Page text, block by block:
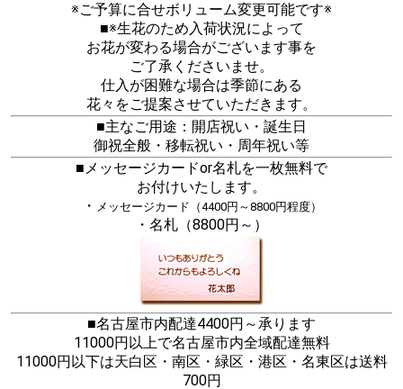
※ご予算に合せボリューム変更可能です※
■※生花のため入荷状況によって
お花が変わる場合がございます事を
ご了承くださいませ。
仕入が困難な場合は季節にある
花々をご提案させていただきます。
■主なご用途：開店祝い・誕生日
御祝全般・移転祝い・周年祝い等
■メッセージカードor名札を一枚無料で
お付けいたします。
・ メッセージカード（4400円～8800円程度）
・名札（8800円～）
■名古屋市内配達4400円～承ります
11000円以上で名古屋市内全域配達無料
11000円以下は天白区・南区・緑区・港区・名東区は送料
700円